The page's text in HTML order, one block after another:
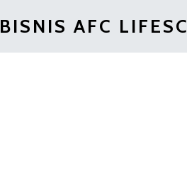
BISNIS AFC